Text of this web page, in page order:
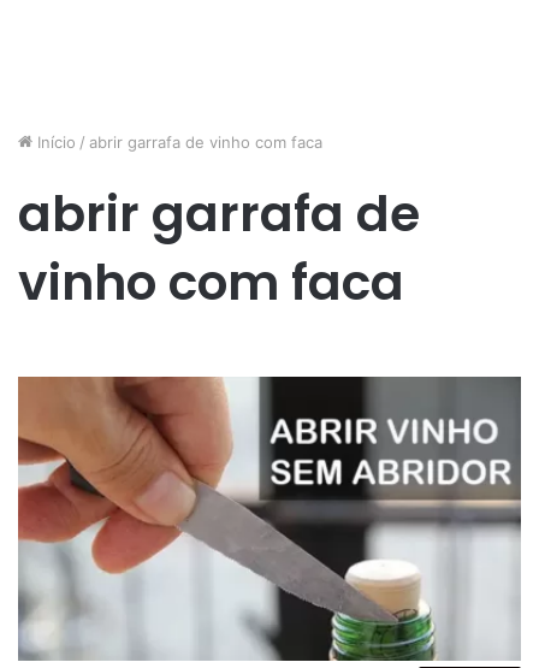
Início / abrir garrafa de vinho com faca
abrir garrafa de
vinho com faca